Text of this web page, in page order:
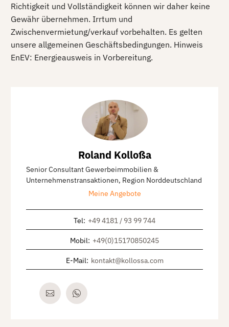
Richtigkeit und Vollständigkeit können wir daher keine
Gewähr übernehmen. Irrtum und
Zwischenvermietung/verkauf vorbehalten. Es gelten
unsere allgemeinen Geschäftsbedingungen. Hinweis
EnEV: Energieausweis in Vorbereitung.
Roland Kolloßa
Senior Consultant Gewerbeimmobilien &
Unternehmenstransaktionen, Region Norddeutschland
Meine Angebote
Tel: +49 4181 / 93 99 744
Mobil: +49(0)15170850245
E-Mail: kontakt@kollossa.com